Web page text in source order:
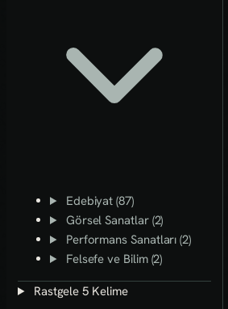
Edebiyat (87)
Görsel Sanatlar (2)
Performans Sanatları (2)
Felsefe ve Bilim (2)
Rastgele 5 Kelime